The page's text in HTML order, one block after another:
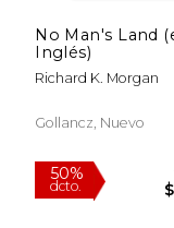
No Man's Land
Inglés)
Richard K. Morgan
Gollancz, Nuevo